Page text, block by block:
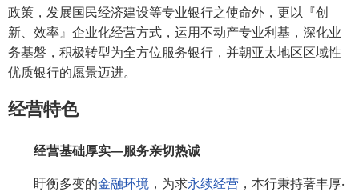
政策，发展国民经济建设等专业银行之使命外，更以『创
新、效率』企业化经营方式，运用不动产专业利基，深化业
务基磐，积极转型为全方位服务银行，并朝亚太地区区域性
优质银行的愿景迈进。
经营特色
经营基础厚实—服务亲切热诚
盱衡多变的金融环境 ，为求永续经营 ，本行秉持著丰厚‧